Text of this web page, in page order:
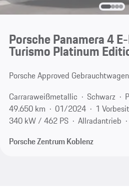
Porsche Panamera 4
Turismo Platinum
Porsche Approved Gebrauchtwagen
Carraraweißmetallic
Schwarz
49.650 km
01/2024 1
340 kW / 462 PS
Allradantrieb
Porsche Zentrum Koblenz